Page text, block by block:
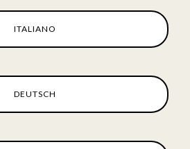
ITALIANO
DEUTSCH